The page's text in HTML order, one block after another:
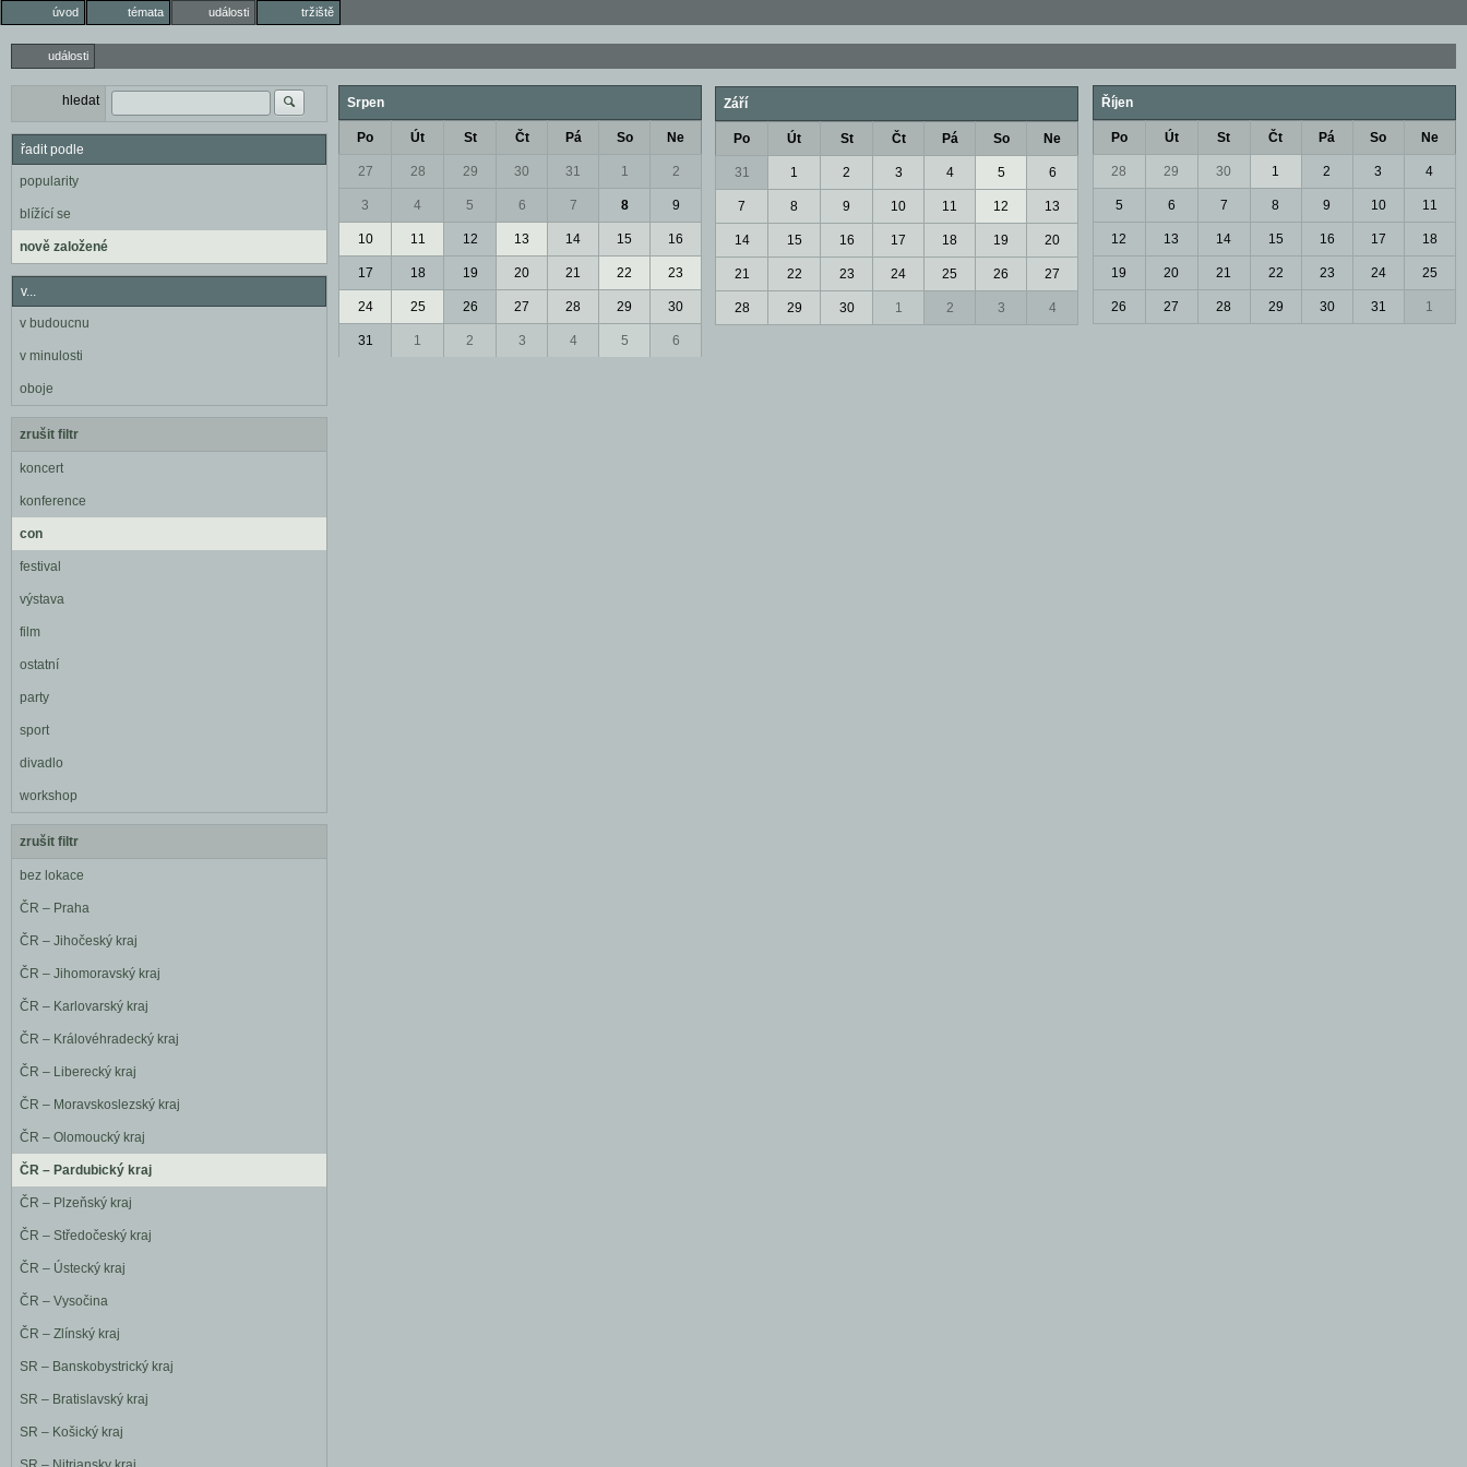
úvod témata události tržiště
události
hledat
řadit podle
popularity
blížící se
nově založené
v...
v budoucnu
v minulosti
oboje
zrušit filtr
koncert
konference
con
festival
výstava
film
ostatní
party
sport
divadlo
workshop
zrušit filtr
bez lokace
ČR – Praha
ČR – Jihočeský kraj
ČR – Jihomoravský kraj
ČR – Karlovarský kraj
ČR – Královéhradecký kraj
ČR – Liberecký kraj
ČR – Moravskoslezský kraj
ČR – Olomoucký kraj
ČR – Pardubický kraj
ČR – Plzeňský kraj
ČR – Středočeský kraj
ČR – Ústecký kraj
ČR – Vysočina
ČR – Zlínský kraj
SR – Banskobystrický kraj
SR – Bratislavský kraj
SR – Košický kraj
Srpen
Po Út St Čt Pá So Ne
27 28 29 30 31 1 2
3 4 5 6 7 8 9
10 11 12 13 14 15 16
17 18 19 20 21 22 23
24 25 26 27 28 29 30
31 1 2 3 4 5 6
Září
Po Út St Čt Pá So Ne
31 1 2 3 4 5 6
7 8 9 10 11 12 13
14 15 16 17 18 19 20
21 22 23 24 25 26 27
28 29 30 1 2 3 4
Říjen
Po Út St Čt Pá So Ne
28 29 30 1 2 3 4
5 6 7 8 9 10 11
12 13 14 15 16 17 18
19 20 21 22 23 24 25
26 27 28 29 30 31 1